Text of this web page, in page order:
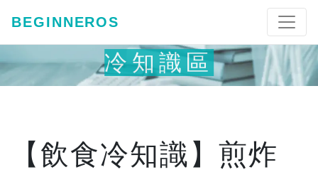
BEGINNEROS
冷知識區
【飲食冷知識】煎炸